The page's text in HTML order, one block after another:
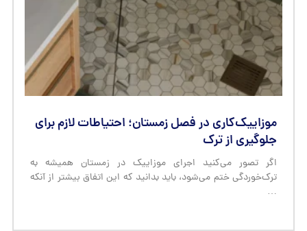
موزاییک‌کاری در فصل زمستان؛ احتیاطات لازم برای
جلوگیری از ترک
اگر تصور می‌کنید اجرای موزاییک در زمستان همیشه به
ترک‌خوردگی ختم می‌شود، باید بدانید که این اتفاق بیشتر از آنکه
…